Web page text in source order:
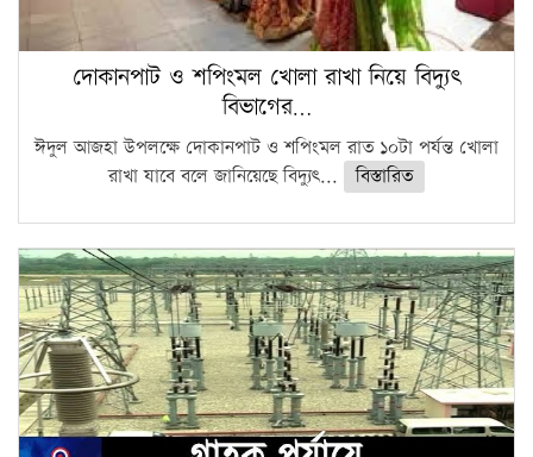
দোকানপাট ও শপিংমল খোলা রাখা নিয়ে বিদ্যুৎ
বিভাগের…
ঈদুল আজহা উপলক্ষে দোকানপাট ও শপিংমল রাত ১০টা পর্যন্ত খোলা
রাখা যাবে বলে জানিয়েছে বিদ্যুৎ...
বিস্তারিত